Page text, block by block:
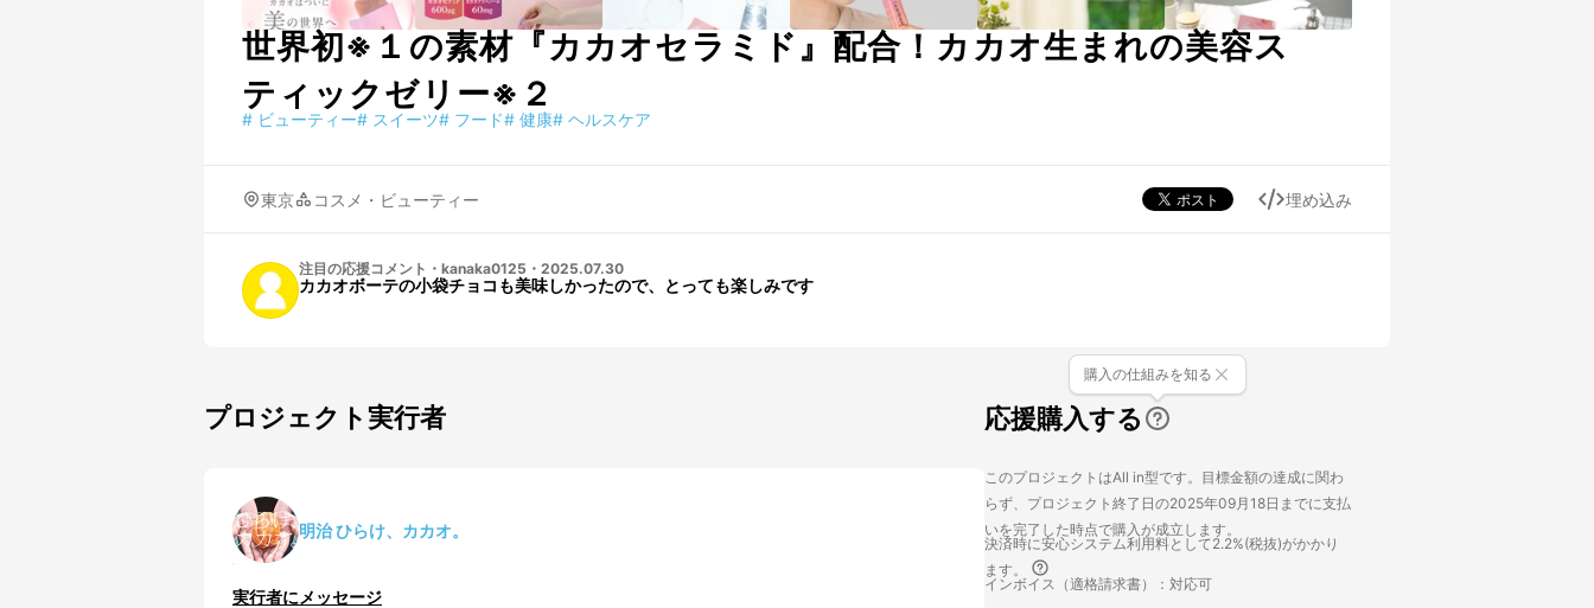
世界初※１の素材『カカオセラミド』配合！カカオ生まれの美容ス
ティックゼリー※２
# ビューティー# スイーツ# フード# 健康# ヘルスケア
東京 コスメ・ビューティー 埋め込み
注目の応援コメント ・ kanaka0125 ・ 2025.07.30
カカオボーテの小袋チョコも美味しかったので、とっても楽しみです
プロジェクト実行者
明治 ひらけ、カカオ。
実行者にメッセージ
応援購入する
購入の仕組みを知る
このプロジェクトはAll in型です。目標金額の達成に関わ
らず、プロジェクト終了日の2025年09月18日までに支払
いを完了した時点で購入が成立します。
決済時に安心システム利用料として2.2%(税抜)がかかり
ます。
インボイス（適格請求書）：対応可